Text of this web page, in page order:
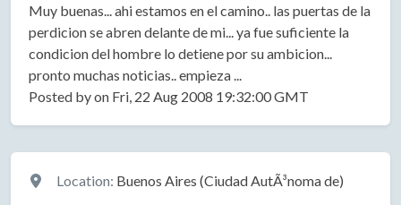
Muy buenas... ahi estamos en el camino.. las puertas de la
perdicion se abren delante de mi... ya fue suficiente la
condicion del hombre lo detiene por su ambicion...
pronto muchas noticias.. empieza ...
Posted by on Fri, 22 Aug 2008 19:32:00 GMT
Location
Location: Buenos Aires (Ciudad AutÃ³noma de)